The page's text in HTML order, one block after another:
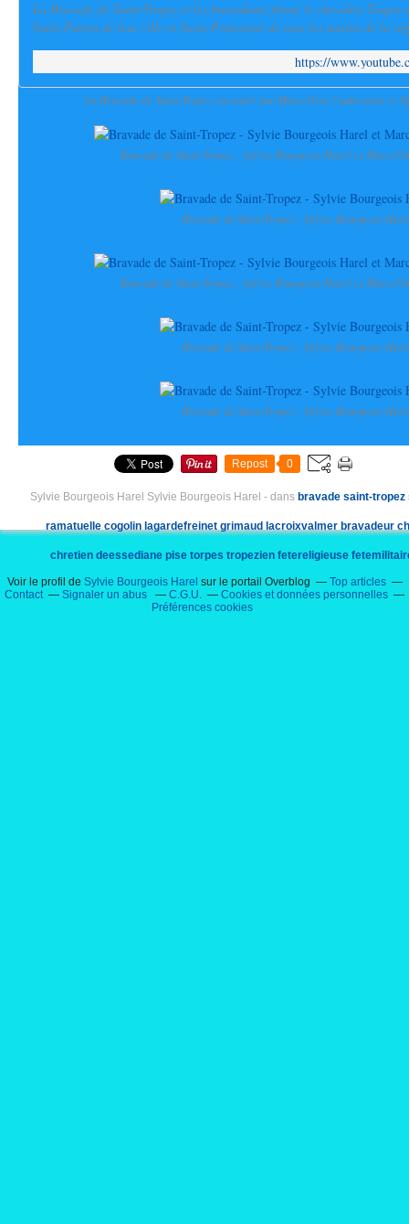
La Bravade de Saint-Tropez et les bravadeurs fêtent le chevalier Torpès
Saint-Patron de leur ville et Saint-Protecteur de tous les marins de la
https://
La Bravade de Saint-Tropez racontée par Marcelline l'aubergine et
Bravade de Saint-Tropez - Sylvie Bourgeois Harel et
Bravade de Saint-Tropez - Sylvie Bourgeois
Bravade de Saint-Tropez - Sylvie Bourgeois Harel et
Bravade de Saint-Tropez - Sylvie Bourgeois
Bravade de Saint-Tropez - Sylvie Bourgeois
Repost 0
Sylvie Bourgeois Harel Sylvie Bourgeois Harel - dans bravade saint-tropez
ramatuelle cogolin lagardefreinet grimaud lacroixvalmer bravadeur
chretien deessediane pise torpes tropezien fetereligieuse
raphaelgarezzo genois 16mai 17mai 18mai heraclea gigaro cavalaire
sylviebourgeoisecrivain sylviebourgeoisharel
Voir le profil de Sylvie Bourgeois Harel sur le portail Overblog
Top articles
Contact
Signaler un abus C.G.U.
Cookies et données personnelles
Préférences cookies